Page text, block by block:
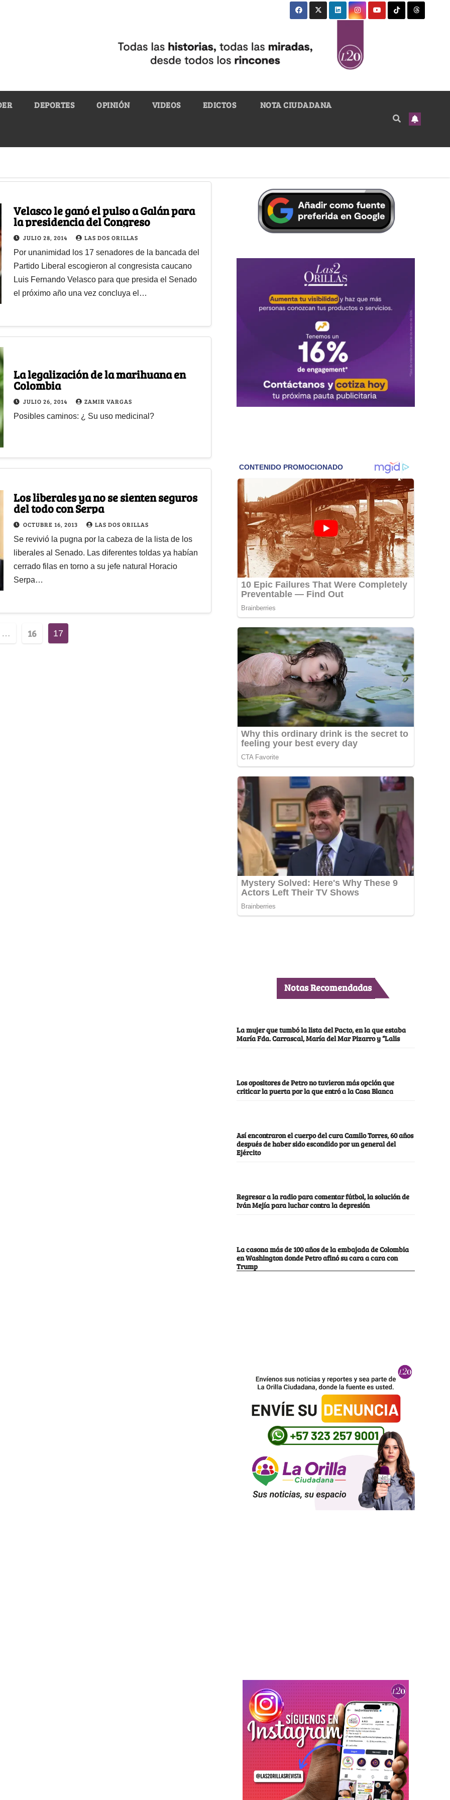
DEPORTES OPINIÓN VIDEOS EDICTOS NOTA CIUDADANA
Velasco le ganó el pulso a Galán para
la presidencia del Congreso
JULIO 28, 2014 LAS DOS ORILLAS
Por unanimidad los 17 senadores de la bancada del
Partido Liberal escogieron al congresista caucano
Luis Fernando Velasco para que presida el Senado
el próximo año una vez concluya el…
La legalización de la marihuana en
Colombia
JULIO 26, 2014 ZAMIR VARGAS
Posibles caminos: ¿ Su uso medicinal?
Los liberales ya no se sienten seguros
del todo con Serpa
OCTUBRE 16, 2013 LAS DOS ORILLAS
Se revivió la pugna por la cabeza de la lista de los
liberales al Senado. Las diferentes toldas ya habían
cerrado filas en torno a su jefe natural Horacio
Serpa…
… 16 17
Notas Recomendadas
La mujer que tumbó la lista del Pacto, en la que estaba
María Fda. Carrascal, María del Mar Pizarro y “Lalis
Los opositores de Petro no tuvieron más opción que
criticar la puerta por la que entró a la Casa Blanca
Así encontraron el cuerpo del cura Camilo Torres, 60 años
después de haber sido escondido por un general del
Ejército
Regresar a la radio para comentar fútbol, la solución de
Iván Mejía para luchar contra la depresión
La casona más de 100 años de la embajada de Colombia
en Washington donde Petro afinó su cara a cara con
Trump